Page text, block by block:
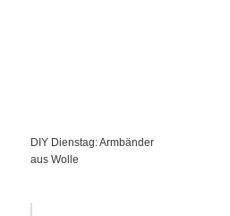
DIY Dienstag: Armbänder
aus Wolle